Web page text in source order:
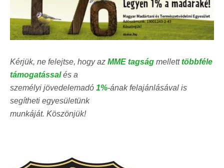
Kérjük, ne felejtse, hogy az MME tagság melletttöbbféle
támogatássalés a
személyi jövedelemadó 1%-ának felajánlásával is
segítheti egyesületünk
munkáját. Köszönjük!